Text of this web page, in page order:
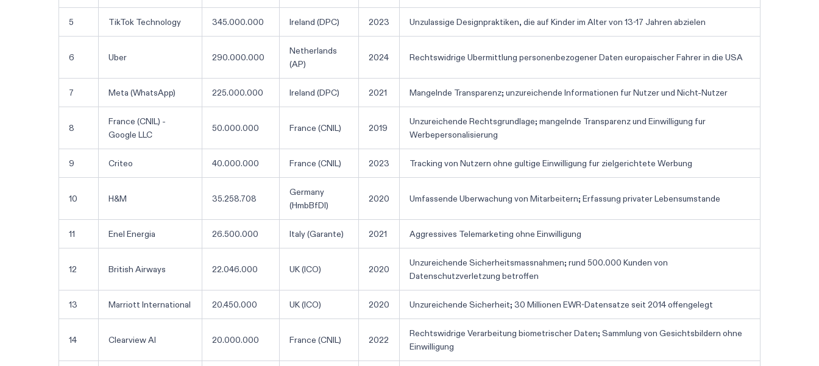
5 TikTok Technology 345.000.000 Ireland (DPC) 2023 Unzulassige Designpraktiken, die auf Kinder im Alter von 13-17 Jahren abzielen
6 Uber 290.000.000
Netherlands
(AP)
2024 Rechtswidrige Ubermittlung personenbezogener Daten europaischer Fahrer in die USA
7 Meta (WhatsApp) 225.000.000 Ireland (DPC) 2021 Mangelnde Transparenz; unzureichende Informationen fur Nutzer und Nicht-Nutzer
8
France (CNIL) -
Google LLC
50.000.000 France (CNIL) 2019
Unzureichende Rechtsgrundlage; mangelnde Transparenz und Einwilligung fur
Werbepersonalisierung
9 Criteo 40.000.000 France (CNIL) 2023 Tracking von Nutzern ohne gultige Einwilligung fur zielgerichtete Werbung
10 H&M 35.258.708
Germany
(HmbBfDI)
2020 Umfassende Uberwachung von Mitarbeitern; Erfassung privater Lebensumstande
11 Enel Energia 26.500.000 Italy (Garante) 2021 Aggressives Telemarketing ohne Einwilligung
12 British Airways 22.046.000 UK (ICO) 2020
Unzureichende Sicherheitsmassnahmen; rund 500.000 Kunden von
Datenschutzverletzung betroffen
13 Marriott International 20.450.000 UK (ICO) 2020 Unzureichende Sicherheit; 30 Millionen EWR-Datensatze seit 2014 offengelegt
14 Clearview AI 20.000.000 France (CNIL) 2022
Rechtswidrige Verarbeitung biometrischer Daten; Sammlung von Gesichtsbildern ohne
Einwilligung